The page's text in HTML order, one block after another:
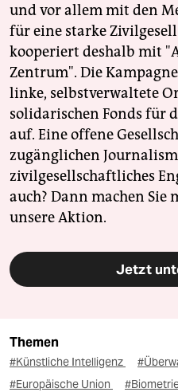
und vor allem mit den
für eine starke
kooperiert deshalb mit
Zentrum". Die
linke, selbstverwaltete
solidarischen Fonds für
auf. Eine offene
zugänglichen
zivilgesellschaftliches
auch? Dann machen
unsere Aktion.
Jetzt
Themen
#Künstliche Intelligenz
#Europäische Union